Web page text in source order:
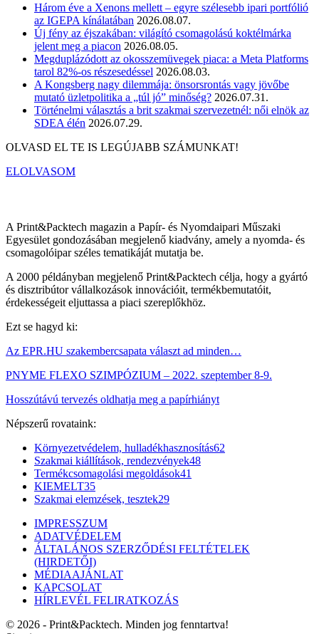
Három éve a Xenons mellett – egyre szélesebb ipari portfólió
az IGEPA kínálatában 2026.08.07.
Új fény az éjszakában: világító csomagolású koktélmárka
jelent meg a piacon 2026.08.05.
Megduplázódott az okosszemüvegek piaca: a Meta Platforms
tarol 82%-os részesedéssel 2026.08.03.
A Kongsberg nagy dilemmája: önsorsrontás vagy jövőbe
mutató üzletpolitika a „túl jó” minőség? 2026.07.31.
Történelmi választás a brit szakmai szervezetnél: női elnök az
SDEA élén 2026.07.29.
OLVASD EL TE IS LEGÚJABB SZÁMUNKAT!
ELOLVASOM
A Print&Packtech magazin a Papír- és Nyomdaipari Műszaki
Egyesület gondozásában megjelenő kiadvány, amely a nyomda- és
csomagolóipar széles tematikáját mutatja be.
A 2000 példányban megjelenő Print&Packtech célja, hogy a gyártó
és disztribútor vállalkozások innovációit, termékbemutatóit,
érdekességeit eljuttassa a piaci szereplőkhöz.
Ezt se hagyd ki:
Az EPR.HU szakembercsapata választ ad minden…
PNYME FLEXO SZIMPÓZIUM – 2022. szeptember 8-9.
Hosszútávú tervezés oldhatja meg a papírhiányt
Népszerű rovataink:
Környezetvédelem, hulladékhasznosítás62
Szakmai kiállítások, rendezvények48
Termékcsomagolási megoldások41
KIEMELT35
Szakmai elemzések, tesztek29
IMPRESSZUM
ADATVÉDELEM
ÁLTALÁNOS SZERZŐDÉSI FELTÉTELEK
(HIRDETŐI)
MÉDIAAJÁNLAT
KAPCSOLAT
HÍRLEVÉL FELIRATKOZÁS
© 2026 - Print&Packtech. Minden jog fenntartva!